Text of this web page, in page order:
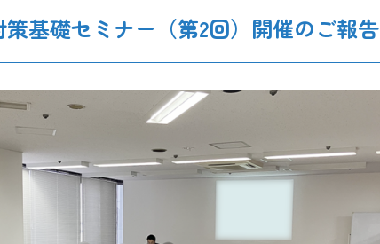
基礎セミナー（第2回）開催のご報告